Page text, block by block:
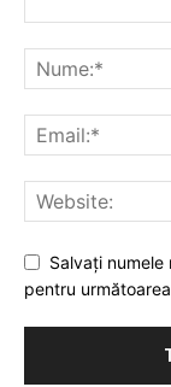
Salvaţi
pentru